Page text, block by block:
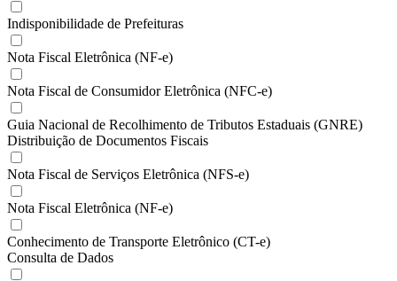
Indisponibilidade de Prefeituras
Nota Fiscal Eletrônica (NF-e)
Nota Fiscal de Consumidor Eletrônica (NFC-e)
Guia Nacional de Recolhimento de Tributos Estaduais (GNRE)
Distribuição de Documentos Fiscais
Nota Fiscal de Serviços Eletrônica (NFS-e)
Nota Fiscal Eletrônica (NF-e)
Conhecimento de Transporte Eletrônico (CT-e)
Consulta de Dados